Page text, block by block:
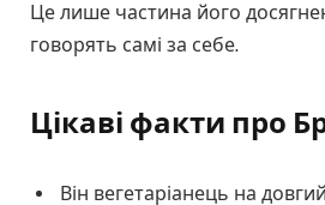
Це лише частина його
говорять самі за себе.
Цікаві факти про
Він вегетаріанець на